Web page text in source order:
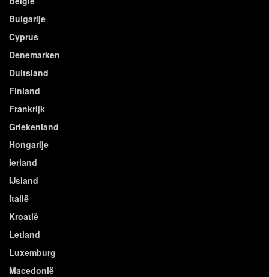
Bulgarije
Cyprus
Denemarken
Duitsland
Finland
Frankrijk
Griekenland
Hongarije
Ierland
IJsland
Italië
Kroatië
Letland
Luxemburg
Macedonië